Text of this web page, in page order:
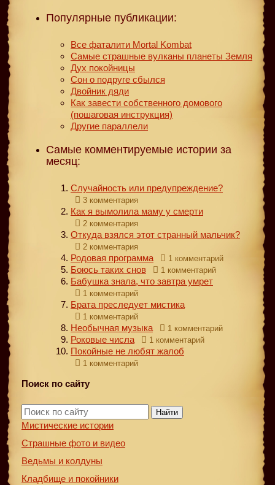
Популярные публикации:
Все фаталити Mortal Kombat
Самые страшные вулканы планеты Земля
Дух покойницы
Сон о подруге сбылся
Двойник дяди
Как завести собственного домового
(пошаговая инструкция)
Другие параллели
Самые комментируемые истории за
месяц:
Случайность или предупреждение?
3 комментария
Как я вымолила маму у смерти
2 комментария
Откуда взялся этот странный мальчик?
2 комментария
Родовая программа 1 комментарий
Боюсь таких снов 1 комментарий
Бабушка знала, что завтра умрет
1 комментарий
Брата преследует мистика
1 комментарий
Необычная музыка 1 комментарий
Роковые числа 1 комментарий
Покойные не любят жалоб
1 комментарий
Поиск по сайту
Найти
Мистические истории
Страшные фото и видео
Ведьмы и колдуны
Кладбище и покойники